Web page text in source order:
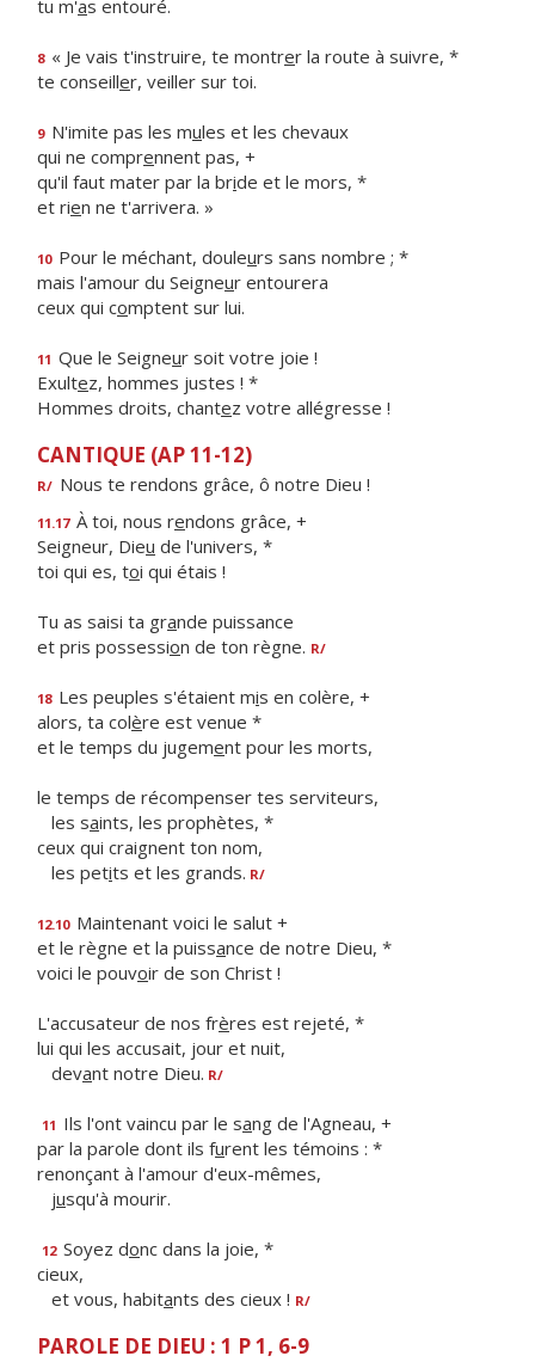
tu m'as entouré.
8 « Je vais t'instruire, te montrer la route à suivre, *
te conseiller, veiller sur toi.
9 N'imite pas les mules et les chevaux
qui ne comprennent pas, +
qu'il faut mater par la bride et le mors, *
et rien ne t'arrivera. »
10 Pour le méchant, douleurs sans nombre ; *
mais l'amour du Seigneur entourera
ceux qui comptent sur lui.
11 Que le Seigneur soit votre joie !
Exultez, hommes justes ! *
Hommes droits, chantez votre allégresse !
CANTIQUE (AP 11-12)
R/ Nous te rendons grâce, ô notre Dieu !
11.17 À toi, nous rendons grâce, +
Seigneur, Dieu de l'univers, *
toi qui es, toi qui étais !
Tu as saisi ta grande puissance
et pris possession de ton règne. R/
18 Les peuples s'étaient mis en colère, +
alors, ta colère est venue *
et le temps du jugement pour les morts,
le temps de récompenser tes serviteurs,
les saints, les prophètes, *
ceux qui craignent ton nom,
les petits et les grands. R/
12.10 Maintenant voici le salut +
et le règne et la puissance de notre Dieu, *
voici le pouvoir de son Christ !
L'accusateur de nos frères est rejeté, *
lui qui les accusait, jour et nuit,
devant notre Dieu. R/
11 Ils l'ont vaincu par le sang de l'Agneau, +
par la parole dont ils furent les témoins : *
renonçant à l'amour d'eux-mêmes,
jusqu'à mourir.
12 Soyez donc dans la joie, *
cieux,
et vous, habitants des cieux ! R/
PAROLE DE DIEU : 1 P 1, 6-9